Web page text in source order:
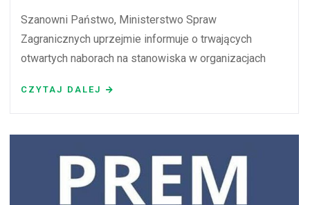
Szanowni Państwo, Ministerstwo Spraw
Zagranicznych uprzejmie informuje o trwających
otwartych naborach na stanowiska w organizacjach
CZYTAJ DALEJ